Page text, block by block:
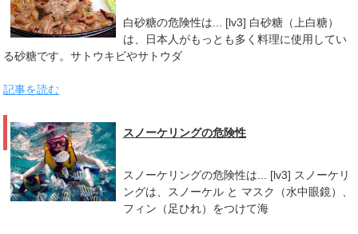
白砂糖の危険性は... [lv3] 白砂糖（上白糖）
は、日本人がもっとも多く料理に使用してい
る砂糖です。サトウキビやサトウダ
記事を読む
スノーケリングの危険性
スノーケリングの危険性は... [lv3] スノーケリ
ングは、スノーケル と マスク（水中眼鏡）、
フィン（足ひれ）をつけて海